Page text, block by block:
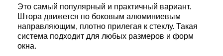
Это самый популярный и практичный вариант.
Штора движется по боковым алюминиевым
направляющим, плотно прилегая к стеклу. Такая
система подходит для любых размеров и форм
окна.